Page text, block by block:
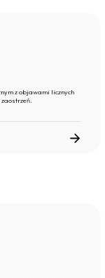
z objawami licznych